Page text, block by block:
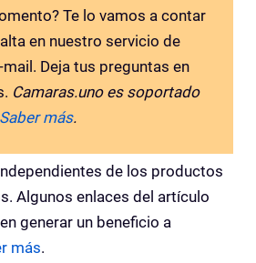
Te lo vamos a contar
en nuestro servicio de
Deja tus preguntas en
Camaras.uno es soportado
Saber más.
de los productos
Algunos enlaces del artículo
generar un beneficio a
más.